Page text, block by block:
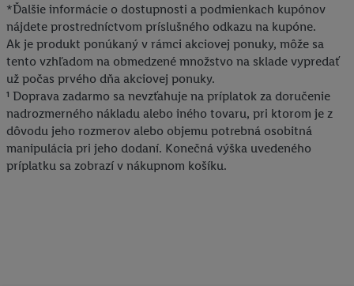
*Ďalšie informácie o dostupnosti a podmienkach kupónov
nájdete prostredníctvom príslušného odkazu na kupóne.
Ak je produkt ponúkaný v rámci akciovej ponuky, môže sa
tento vzhľadom na obmedzené množstvo na sklade vypredať
už počas prvého dňa akciovej ponuky.
¹ Doprava zadarmo sa nevzťahuje na príplatok za doručenie
nadrozmerného nákladu alebo iného tovaru, pri ktorom je z
dôvodu jeho rozmerov alebo objemu potrebná osobitná
manipulácia pri jeho dodaní. Konečná výška uvedeného
príplatku sa zobrazí v nákupnom košíku.